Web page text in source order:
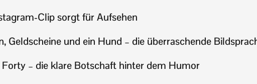
Clip sorgt für Aufsehen
Geldscheine und ein Hund – die überraschende
Forty – die klare Botschaft hinter dem Humor